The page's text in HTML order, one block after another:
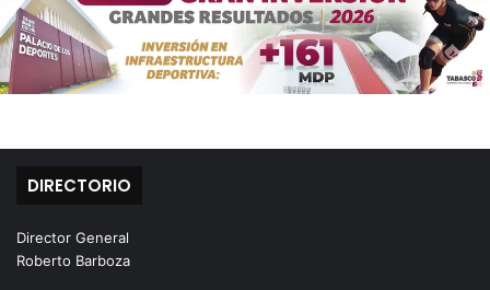
DIRECTORIO
Director General
Roberto Barboza